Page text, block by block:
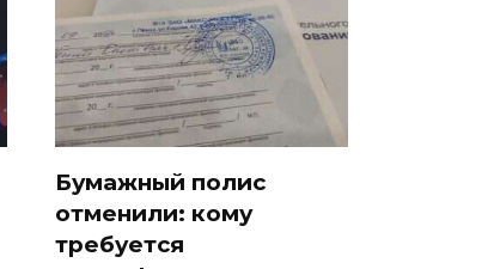
Бумажный полис
отменили: кому
требуется